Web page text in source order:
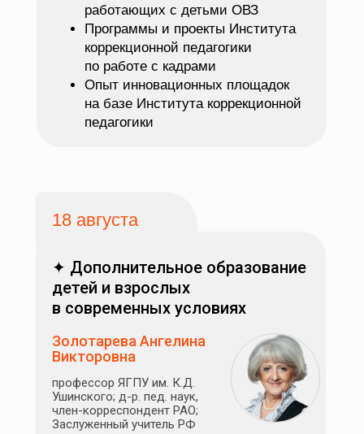
работающих с детьми ОВЗ
Программы и проекты Института
коррекционной педагогики
по работе с кадрами
Опыт инновационных площадок
на базе Института коррекционной
педагогики
18 августа
✦ Дополнительное образование
детей и взрослых
в современных условиях
Золотарева Ангелина
Викторовна
профессор ЯГПУ им. К.Д.
Ушинского; д-р. пед. наук,
член-корреспондент РАО;
Заслуженный учитель РФ